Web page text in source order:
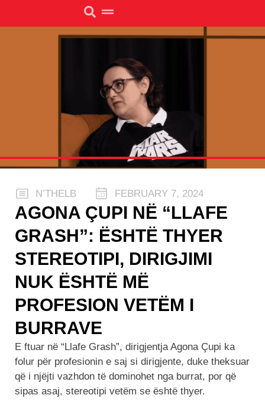
N’THELB FEBRUARY 7, 2024
AGONA ÇUPI NË “LLAFE
GRASH”: ËSHTË THYER
STEREOTIPI, DIRIGJIMI
NUK ËSHTË MË
PROFESION VETËM I
BURRAVE
E ftuar në “Llafe Grash”, dirigjentja Agona Çupi ka
folur për profesionin e saj si dirigjente, duke theksuar
që i njëjti vazhdon të dominohet nga burrat, por që
sipas asaj, stereotipi vetëm se është thyer.